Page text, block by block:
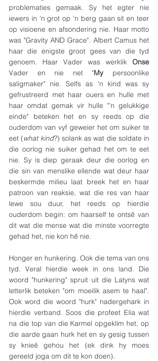
problematies gemaak. Sy het egter nie
iewers in 'n grot op 'n berg gaan sit en teer
op visioene en afsondering nie. Haar motto
was "Gravity AND Grace". Albert Camus het
haar die enigste groot gees van die tyd
genoem. Haar Vader was werklik
Vader en nie net "My persoonlike
saligmaker" nie. Selfs as 'n kind was sy
gefrustreerd met haar ouers en hulle met
haar omdat gemak vir hulle "'n gelukkige
einde" beteken het en sy reeds op die
ouderdom van vyf geweier het om suiker te
eet (what kind?) solank as wat die soldate in
die oorlog nie suiker gehad het om te eet
nie. Sy is diep geraak deur die oorlog en
die sin van menslike ellende wat deur haar
beskermde milieu laat breek het en haar
patroon van reaksie, wat die res van haar
lewe sou duur, het reeds op hierdie
ouderdom begin: om haarself te ontsê van
dit wat die mense wat die minste voorregte
gehad het, nie kon hê nie.
Honger en hunkering. Ook die tema van ons
tyd. Veral hierdie week in ons land. Die
woord "hunkering" spruit uit die Latyns wat
letterlik beteken "om moeilik asem te haal".
Ook word die woord "hurk" nadergehark in
hierdie verband. Soos die profeet Elia wat
na die top van die Karmel opgeklim het, op
die aarde gaan hurk het en sy gesig tussen
sy knieë gehou het (ek dink hy moes
gereeld joga om dit te kon doen).